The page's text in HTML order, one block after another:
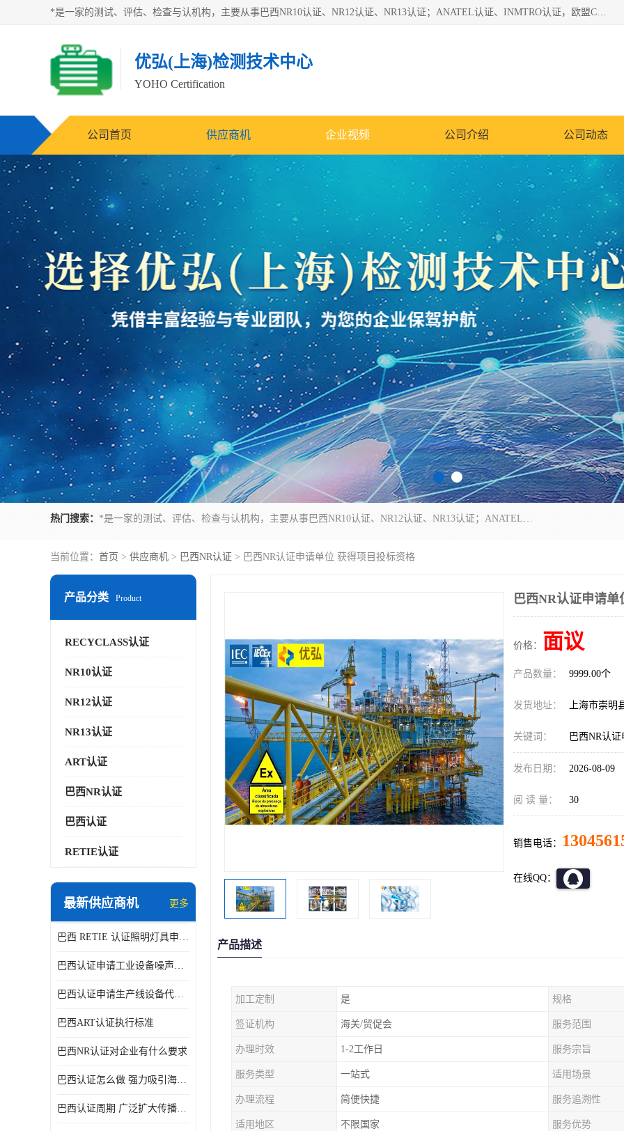
*是一家的测试、评估、检查与认机构，主要从事巴西NR10认证、NR12认证、NR13认证；ANATEL认证、INMTRO认证，欧盟CE认证：MD认证，PED认证，MID认证，ATEX认证，德国蓝色天使认证。
优弘(上海)检测技术中心
YOHO Certification
公司首页 供应商机 企业视频 公司介绍 公司动态
热门搜索： *是一家的测试、评估、检查与认机构，主要从事巴西NR10认证、NR12认证、NR13认证；ANATEL认证、INMTRO认证，欧盟CE认证：MD认证，PED认证，MID认证，ATEX认证，德国蓝色天使认证。
当前位置： 首页 > 供应商机 > 巴西NR认证 > 巴西NR认证申请单位 获得项目投标资格
产品分类 Product
RECYCLASS认证
NR10认证
NR12认证
NR13认证
ART认证
巴西NR认证
巴西认证
RETIE认证
最新供应商机 更多
巴西 RETIE 认证照明灯具申请 RETIE 认证
巴西认证申请工业设备噪声控制认证规范
巴西认证申请生产线设备代理机构选择
巴西ART认证执行标准
巴西NR认证对企业有什么要求
巴西认证怎么做 强力吸引海外投资
巴西认证周期 广泛扩大传播范围
巴西NR认证申请
价格： 面议
产品数量： 9999.00个
发货地址： 上海市崇
关键词： 巴西NR认
发布日期： 2026-08-09
阅 读 量： 30
销售电话：
在线QQ：
产品描述
加工定制 是 规格
签证机构 海关/贸促会 服务范围
办理时效 1-2工作日 服务宗旨
服务类型 一站式 适用场景
办理流程 简便快捷 服务追溯性
适用地区 不限国家 服务优势